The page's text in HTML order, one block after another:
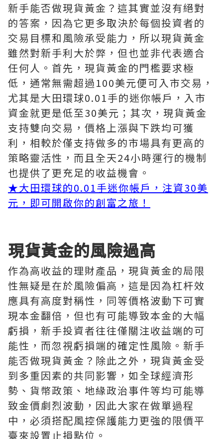
新手能否做現貨黃金？這其實並沒有絕對
的答案，因為它更多取決於每個投資者的
交易目標和風險承受能力，所以現貨黃金
雖然對新手利大於弊，但也並非代表適合
任何人。首先，現貨黃金的門檻要求極
低，通常無需超過100美元便可入市交易，
尤其是大田環球0.01手的迷你帳戶，入市
資金就更是低至30美元；其次，現貨黃金
支持雙向交易，價格上漲與下跌均可獲
利，相較於僅支持做多的市場具有更高的
策略靈活性，而且全天24小時運行的機制
也提供了更充足的收益機會。
★大田環球的0.01手迷你帳戶，注資30美
元，即可開啟你的創富之旅！
現貨黃金的風險過高
作為高收益的理財產品，現貨黃金的局限
性無疑是在於風險偏高，這是因為杠杆效
應具有高度對稱性，同等價格波動下可實
現本金翻倍，但也有可能導致本金的大幅
虧損，新手投資者往往僅關注收益端的可
能性，而忽視虧損端的確定性風險。新手
能否做現貨黃金？除此之外，現貨黃金受
到多重因素的共同影響，如全球經濟形
勢、貨幣政策、地緣政治事件等均可能導
致金價劇烈波動，因此大家在做單過程
中，必須搭配風控保護能力更強的限價平
臺來設置止損點位。